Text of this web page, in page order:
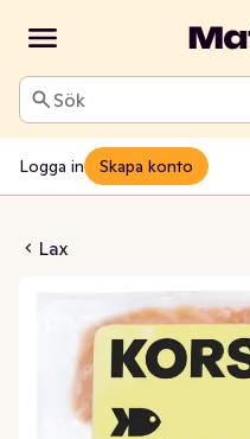
Sök
Logga in Skapa konto
Lax
på Land ASC Fryst 4x125g